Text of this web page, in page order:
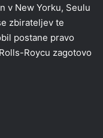
v New Yorku, Seulu
zbirateljev te
postane pravo
Roycu zagotovo